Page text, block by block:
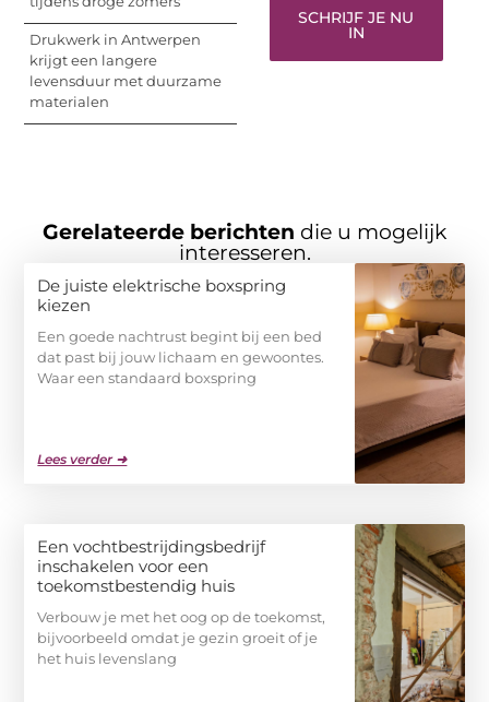
Drukwerk in Antwerpen
krijgt een langere
levensduur met duurzame
materialen
SCHRIJF JE NU
IN
Gerelateerde berichten die u mogelijk
interesseren.
De juiste elektrische boxspring
kiezen
Een goede nachtrust begint bij een bed
dat past bij jouw lichaam en gewoontes.
Waar een standaard boxspring
Lees verder ➜
Een vochtbestrijdingsbedrijf
inschakelen voor een
toekomstbestendig huis
Verbouw je met het oog op de toekomst,
bijvoorbeeld omdat je gezin groeit of je
het huis levenslang